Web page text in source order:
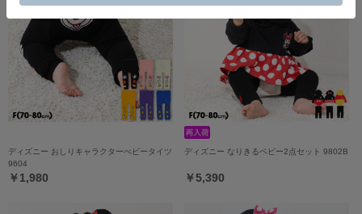
ディズニー おしりキャラクターべビータイツ
9604
￥1,980
ディズニー なりきるベビー2点セット 9802B
￥5,390